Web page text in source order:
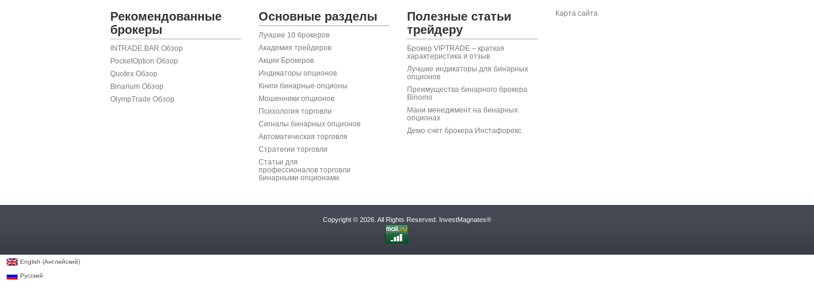
Рекомендованные
брокеры
INTRADE.BAR Обзор
PocketOption Обзор
Quotex Обзор
Binarium Обзор
OlympTrade Обзор
Основные разделы
Лучшие 10 брокеров
Академия трейдеров
Акции Брокеров
Индикаторы опционов
Книги бинарные опционы
Мошенники опционов
Психология торговли
Сигналы бинарных опционов
Автоматическая торговля
Стратегии торговли
Статьи для
профессионалов торговли
бинарными опционами
Полезные статьи
трейдеру
Брокер VIPTRADE – краткая
характеристика и отзыв
Лучшие индикаторы для бинарных
опционов
Преимущества бинарного брокера
Binomo
Мани менеджмент на бинарных
опционах
Демо-счет брокера Инстафорекс
Карта сайта
Copyright © 2026. All Rights Reserved. InvestMagnates®
English (Английский)
Русский